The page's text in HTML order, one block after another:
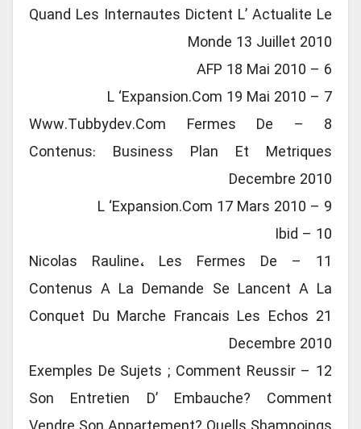
Quand Les Internautes Dictent L’ Actualite Le
Monde 13 Juillet 2010
8 – Www.tubbydev.com Fermes De
Contenus: Business Plan Et Metriques
Decembre 2010
10 – Ibid
11 – Nicolas Rauline، Les Fermes De
Contenus A La Demande Se Lancent A La
Conquet Du Marche Francais Les Echos 21
Decembre 2010
12 – Exemples De Sujets ; Comment Reussir
Son Entretien D’ Embauche? Comment